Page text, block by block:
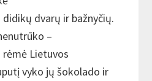
dvarų ir bažnyčių.
–
Lietuvos
vyko jų šokolado ir